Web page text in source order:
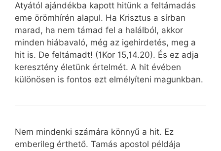
Atyától ajándékba kapott hitünk a feltámadás
eme örömhírén alapul. Ha Krisztus a sírban
marad, ha nem támad fel a halálból, akkor
minden hiábavaló, még az igehirdetés, meg a
hit is. De feltámadt! (1Kor 15,14.20). És ez adja
keresztény életünk értelmét. A hit évében
különösen is fontos ezt elmélyíteni magunkban.
Nem mindenki számára könnyű a hit. Ez
emberileg érthető. Tamás apostol példája